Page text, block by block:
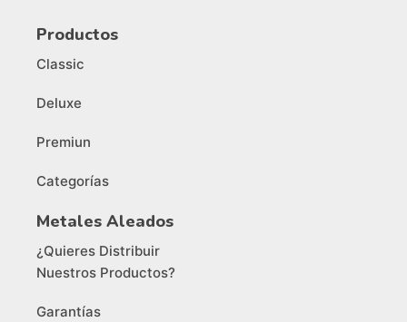
Productos
Classic
Deluxe
Premiun
Categorías
Metales Aleados
¿Quieres Distribuir
Nuestros Productos?
Garantías